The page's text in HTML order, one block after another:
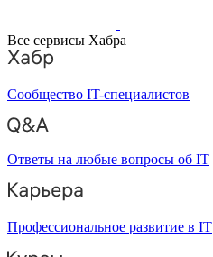
Все сервисы Хабра
Сообщество IT-специалистов
Ответы на любые вопросы об IT
Профессиональное развитие в IT